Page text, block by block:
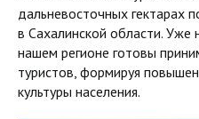
дальневосточных гектарах
в Сахалинской области. Уже
нашем регионе готовы
туристов, формируя
культуры населения.